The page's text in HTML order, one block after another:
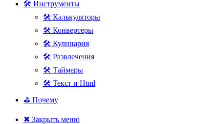
🛠 Инструменты
🛠 Калькуляторы
🛠 Конвертеры
🛠 Кулинария
🛠 Развлечения
🛠 Таймеры
🛠 Текст и Html
⛳ Почему
✖ Закрыть меню